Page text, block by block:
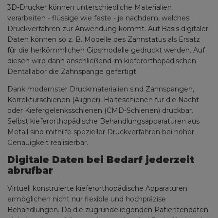
3D-Drucker können unterschiedliche Materialien
verarbeiten - flüssige wie feste - je nachdem, welches
Druckverfahren zur Anwendung kommt. Auf Basis digitaler
Daten können so z. B. Modelle des Zahnstatus als Ersatz
für die herkömmlichen Gipsmodelle gedruckt werden. Auf
diesen wird dann anschließend im kieferorthopädischen
Dentallabor die Zahnspange gefertigt.
Dank modernster Druckmaterialien sind Zahnspangen,
Korrekturschienen (Aligner), Halteschienen für die Nacht
oder Kiefergelenksschienen (CMD-Schienen) druckbar.
Selbst kieferorthopädische Behandlungsapparaturen aus
Metall sind mithilfe spezieller Druckverfahren bei hoher
Genauigkeit realisierbar.
Digitale Daten bei Bedarf jederzeit
abrufbar
Virtuell konstruierte kieferorthopädische Apparaturen
ermöglichen nicht nur flexible und hochpräzise
Behandlungen. Da die zugrundeliegenden Patientendaten